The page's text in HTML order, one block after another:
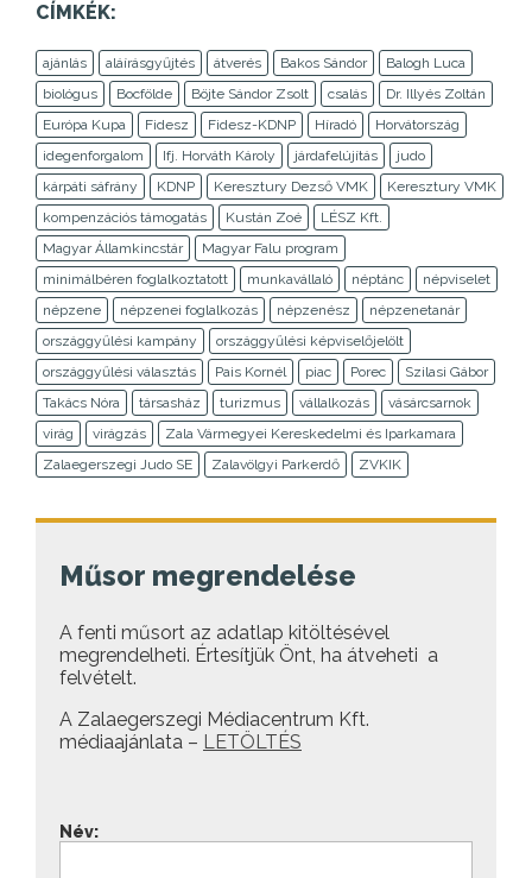
CÍMKÉK:
ajánlás aláírásgyűjtés átverés Bakos Sándor
Balogh Luca
biológus
Bocfölde Böjte Sándor Zsolt csalás
Dr. Illyés Zoltán
Európa Kupa
Fidesz Fidesz-KDNP Híradó
Horvátország
idegenforgalom
Ifj. Horváth Károly járdafelújítás
judo
kárpáti sáfrány
KDNP Keresztury Dezső VMK
Keresztury VMK
kompenzációs támogatás
Kustán Zoé
LÉSZ Kft.
Magyar Államkincstár
Magyar Falu program
minimálbéren foglalkoztatott
munkavállaló néptánc
népviselet
népzene
népzenei foglalkozás népzenész
népzenetanár
országgyűlési kampány
országgyűlési képviselőjelölt
országgyűlési választás
Pais Kornél piac Porec
Szilasi Gábor
Takács Nóra
társasház turizmus vállalkozás
vásárcsarnok
virág
virágzás
Zala Vármegyei Kereskedelmi és Iparkamara
Zalaegerszegi Judo SE
Zalavölgyi Parkerdő ZVKIK
Műsor megrendelése
A fenti műsort az adatlap kitöltésével
megrendelheti. Értesítjük Önt, ha átveheti a
felvételt.
A Zalaegerszegi Médiacentrum Kft.
médiaajánlata – LETÖLTÉS
Név: